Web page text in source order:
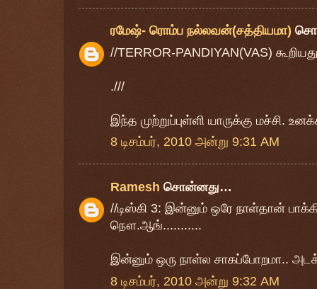
ரமேஷ்- ரொம்ப நல்லவன்(சத்தியமா)
//TERROR-PANDIYAN(VAS)
.///
இந்த முற்றுப்புள்ளி யாருக்கு மச்சி.
8 டிசம்பர், 2010 அன்று 9:31 AM
Ramesh சொன்னது…
//டிஸ்கி 3: இன்னும் ஒரே நாள்தான்
நௌ.ஆங்...........
இன்னும் ஒரு நாள்ல சாகப்போறமா..
8 டிசம்பர், 2010 அன்று 9:32 AM